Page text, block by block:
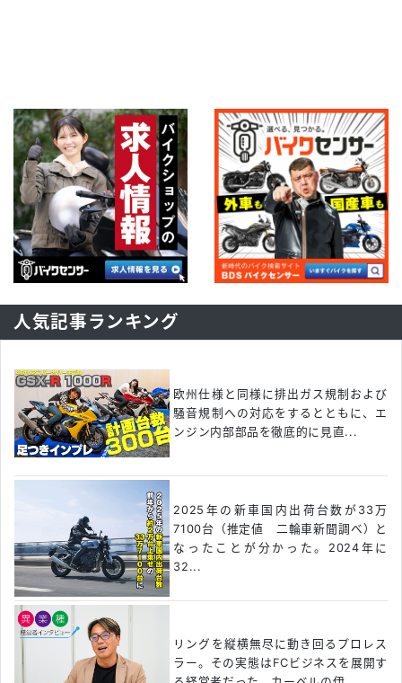
人気記事ランキング
欧州仕様と同様に排出ガス規制および
騒音規制への対応をするとともに、エ
ンジン内部部品を徹底的に見直...
2025年の新車国内出荷台数が33万
7100台（推定値 二輪車新聞調べ）と
なったことが分かった。2024年に
32...
リングを縦横無尽に動き回るプロレス
ラー。その実態はFCビジネスを展開す